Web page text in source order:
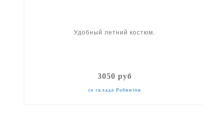
Удобный летний костюм.
3050 руб
со склада Робинзон